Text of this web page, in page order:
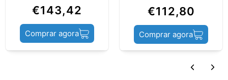
Estado do produto Service Pack
€143,42
Comprar agora
€112,80
Comprar agora